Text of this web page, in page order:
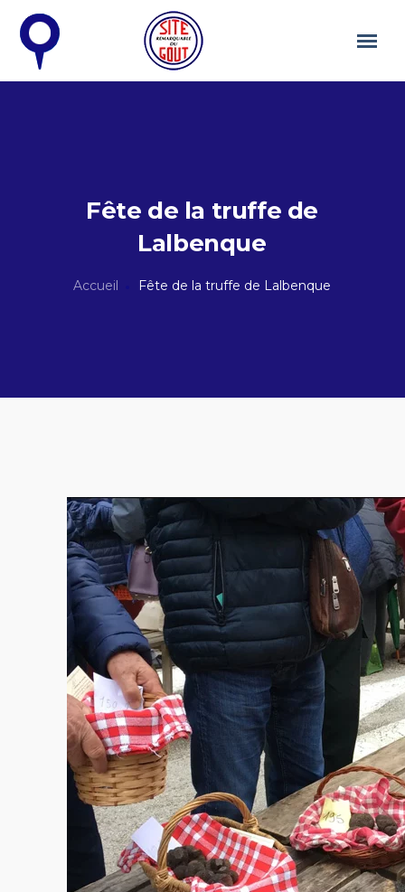
Fête de la truffe de
Lalbenque
Accueil Fête de la truffe de Lalbenque